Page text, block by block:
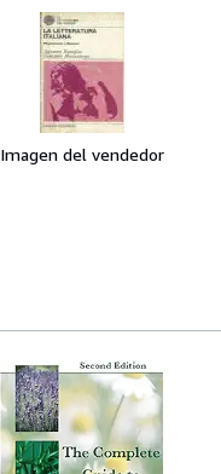
Imagen del vendedor